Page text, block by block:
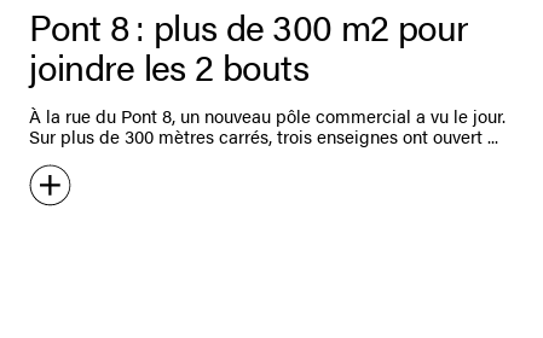
Pont 8 : plus de 300 m2 pour
joindre les 2 bouts
À la rue du Pont 8, un nouveau pôle commercial a vu le jour.
Sur plus de 300 mètres carrés, trois enseignes ont ouvert